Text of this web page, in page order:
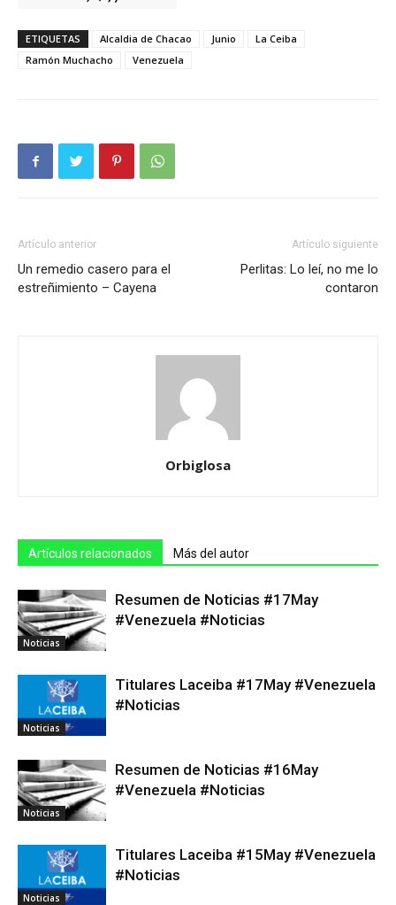
ETIQUETAS Alcaldia de Chacao Junio
La Ceiba
Ramón Muchacho
Venezuela
Artículo anterior
Un remedio casero para el
estreñimiento – Cayena
Artículo siguiente
Perlitas: Lo leí, no me lo
contaron
Orbiglosa
Artículos relacionados Más del autor
Noticias
Resumen de Noticias #17May
#Venezuela #Noticias
Noticias
Titulares Laceiba #17May #Venezuela
#Noticias
Noticias
Resumen de Noticias #16May
#Venezuela #Noticias
Noticias
Titulares Laceiba #15May #Venezuela
#Noticias